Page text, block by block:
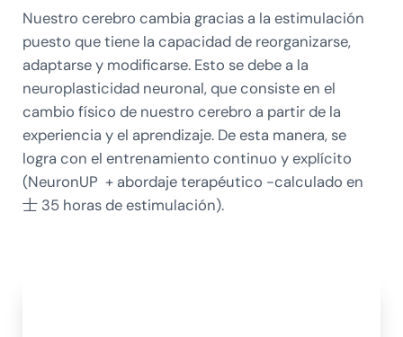
Nuestro cerebro cambia gracias a la estimulación
puesto que tiene la capacidad de reorganizarse,
adaptarse y modificarse. Esto se debe a la
neuroplasticidad neuronal, que consiste en el
cambio físico de nuestro cerebro a partir de la
experiencia y el aprendizaje. De esta manera, se
logra con el entrenamiento continuo y explícito
(NeuronUP + abordaje terapéutico -calculado en
士 35 horas de estimulación).